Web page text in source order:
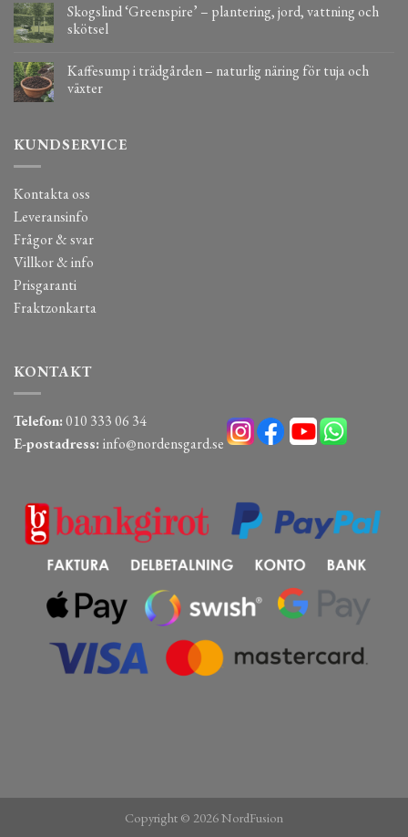
Skogslind ‘Greenspire’ – plantering, jord, vattning och
skötsel
Kaffesump i trädgården – naturlig näring för tuja och
växter
KUNDSERVICE
Kontakta oss
Leveransinfo
Frågor & svar
Villkor & info
Prisgaranti
Fraktzonkarta
KONTAKT
Telefon:010 333 06 34
E-postadress: info@nordensgard.se
Copyright © 2026 NordFusion